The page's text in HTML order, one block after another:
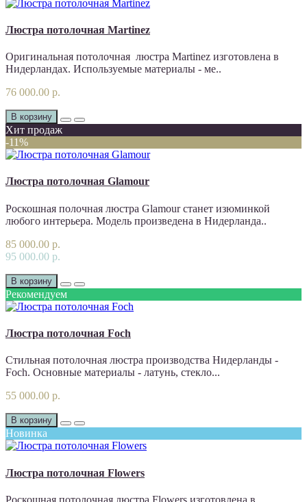
Люстра потолочная Martinez
Оригинальная потолочная люстра Martinez изготовлена в
Нидерландах. Используемые материалы - ме..
76 000.00 р.
В корзину
Хит продаж
-11%
Люстра потолочная Glamour
Роскошная полочная люстра Glamour станет изюминкой
любого интерьера. Модель произведена в Нидерланда..
85 000.00 р.
95 000.00 р.
В корзину
Рекомендуем
Люстра потолочная Foch
Стильная потолочная люстра производства Нидерланды -
Foch. Основные материалы - латунь, стекло...
55 000.00 р.
В корзину
Новинка
Люстра потолочная Flowers
Роскошная потолочная люстра Flowers изготовлена в